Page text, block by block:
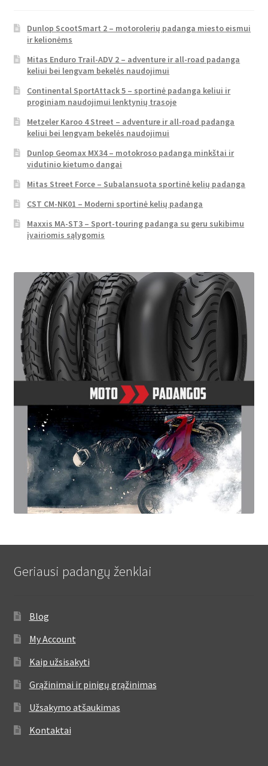
Dunlop ScootSmart 2 – motorolerių padanga miesto eismui
ir kelionėms
Mitas Enduro Trail-ADV 2 – adventure ir all-road padanga
keliui bei lengvam bekelės naudojimui
Continental SportAttack 5 – sportinė padanga keliui ir
proginiam naudojimui lenktynių trasoje
Metzeler Karoo 4 Street – adventure ir all-road padanga
keliui bei lengvam bekelės naudojimui
Dunlop Geomax MX34 – motokroso padanga minkštai ir
vidutinio kietumo dangai
Mitas Street Force – Subalansuota sportinė kelių padanga
CST CM-NK01 – Moderni sportinė kelių padanga
Maxxis MA-ST3 – Sport-touring padanga su geru sukibimu
įvairiomis sąlygomis
Geriausi padangų ženklai
Blog
My Account
Kaip užsisakyti
Grąžinimai ir pinigų grąžinimas
Užsakymo atšaukimas
Kontaktai